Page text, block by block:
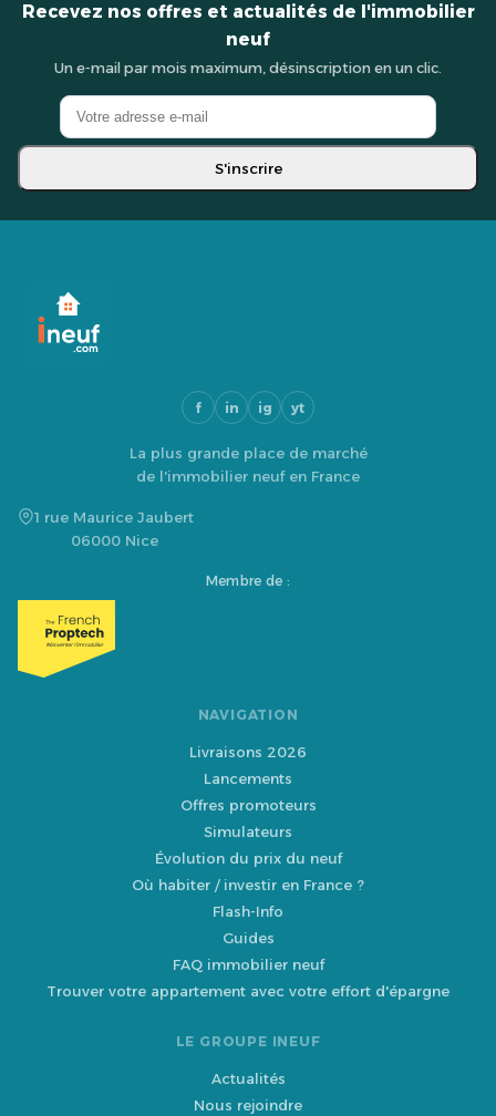
Recevez nos offres et actualités de l'immobilier
neuf
Un e-mail par mois maximum, désinscription en un clic.
S'inscrire
f in ig yt
La plus grande place de marché
de l'immobilier neuf en France
1 rue Maurice Jaubert
06000 Nice
Membre de :
NAVIGATION
Livraisons 2026
Lancements
Offres promoteurs
Simulateurs
Évolution du prix du neuf
Où habiter / investir en France ?
Flash-Info
Guides
FAQ immobilier neuf
Trouver votre appartement avec votre effort d'épargne
LE GROUPE INEUF
Actualités
Nous rejoindre